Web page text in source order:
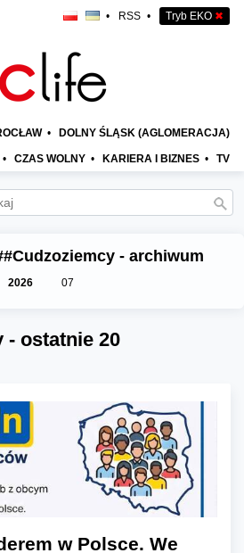
• RSS • Tryb EKO ✖
• DOLNY ŚLĄSK (AGLOMERACJA)
• CZAS WOLNY • KARIERA I BIZNES • TV
- archiwum
2026 07
- ostatnie 20
w Polsce. We